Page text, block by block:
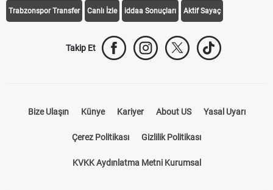
Trabzonspor Transfer Canlı İzle iddaa Sonuçları Aktif Sayaç
Takip Et
Bize Ulaşın Künye Kariyer About US Yasal Uyarı
Çerez Politikası Gizlilik Politikası
KVKK Aydınlatma Metni Kurumsal